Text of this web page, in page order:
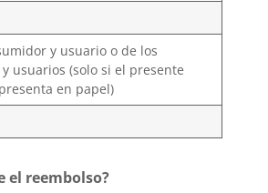
y usuario o de los
usuarios (solo si el presente
en papel)
el reembolso?